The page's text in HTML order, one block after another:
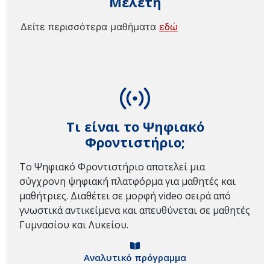
Τι είναι το Ψηφιακό
Φροντιστήριο;
Το Ψηφιακό Φροντιστήριο αποτελεί μια
σύγχρονη ψηφιακή πλατφόρμα για μαθητές και
μαθήτριες. Διαθέτει σε μορφή video σειρά από
γνωστικά αντικείμενα και απευθύνεται σε μαθητές
Γυμνασίου και Λυκείου.
Αναλυτικό πρόγραμμα
Δείτε περισσότερα μαθήματα εδώ